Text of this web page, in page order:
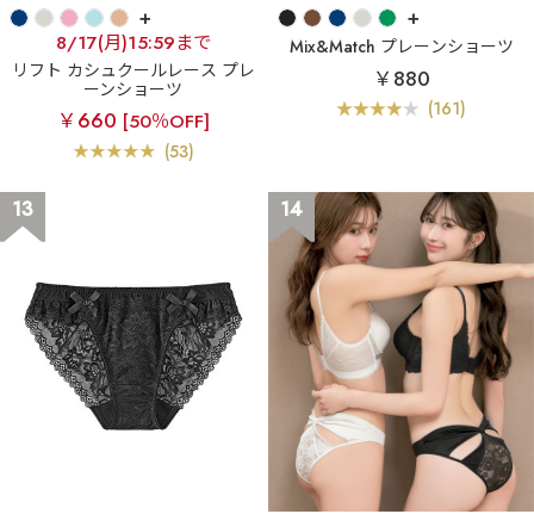
+
8/17(月)15:59まで
リフト カシュクールレース プレ
ーンショーツ
￥660 [50％OFF]
(53)
+
Mix&Match プレーンショーツ
￥880
(161)
13 14